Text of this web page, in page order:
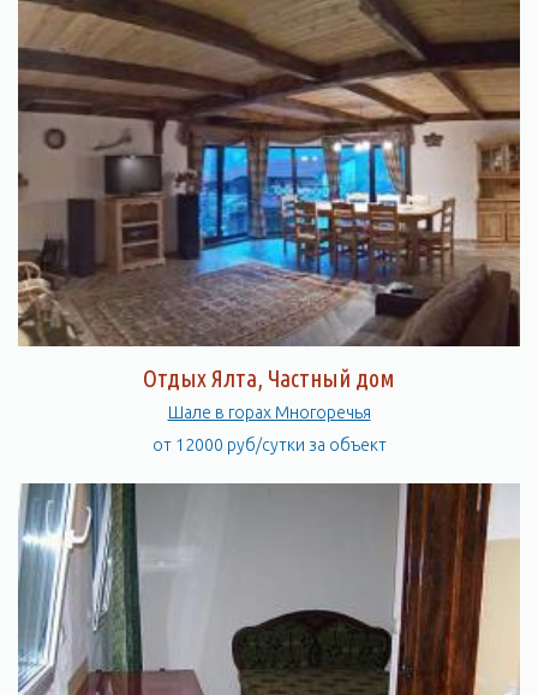
Отдых Ялта, Частный дом
Шале в горах Многоречья
от 12000 руб/сутки за объект